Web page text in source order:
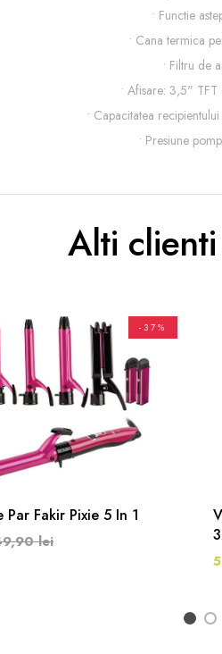
• Functie
• Cana termica
• Filtru de
• Afisare: 3,5" TFT
• Capacitatea
• Presiune
Alti
-37%
Fakir Pixie 5 In 1
lei
1 2